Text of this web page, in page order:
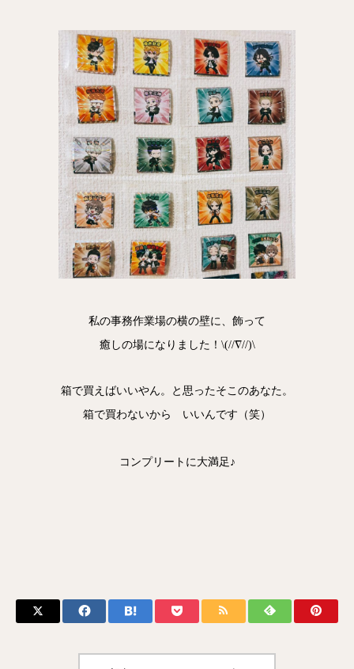
私の事務作業場の横の壁に、飾って
癒しの場になりました！\(//∇//)\
箱で買えばいいやん。と思ったそこのあなた。
箱で買わないから いいんです（笑）
コンプリートに大満足♪